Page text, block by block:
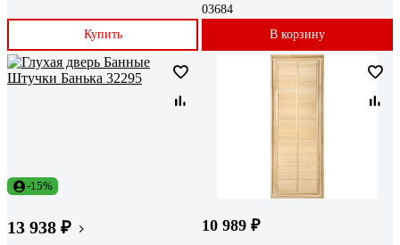
Купить
03684
В корзину
-15%
13 938 ₽ 10 989 ₽